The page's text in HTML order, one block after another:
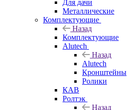
Для дачи
Металлические
Комплектующие
Назад
Комплектующие
Alutech
Назад
Alutech
Кронштейны
Ролики
КАВ
Ролтэк
Назад